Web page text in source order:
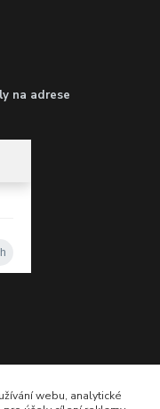
na adrese
webu, analytické